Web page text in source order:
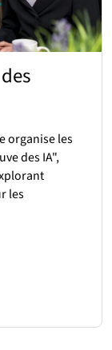
organise les
des IA",
les